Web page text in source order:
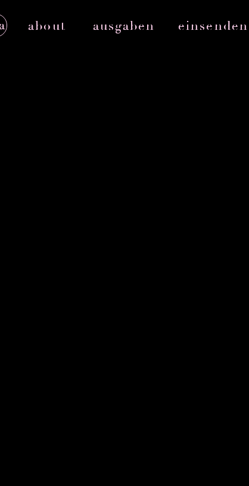
about ausgaben einsenden